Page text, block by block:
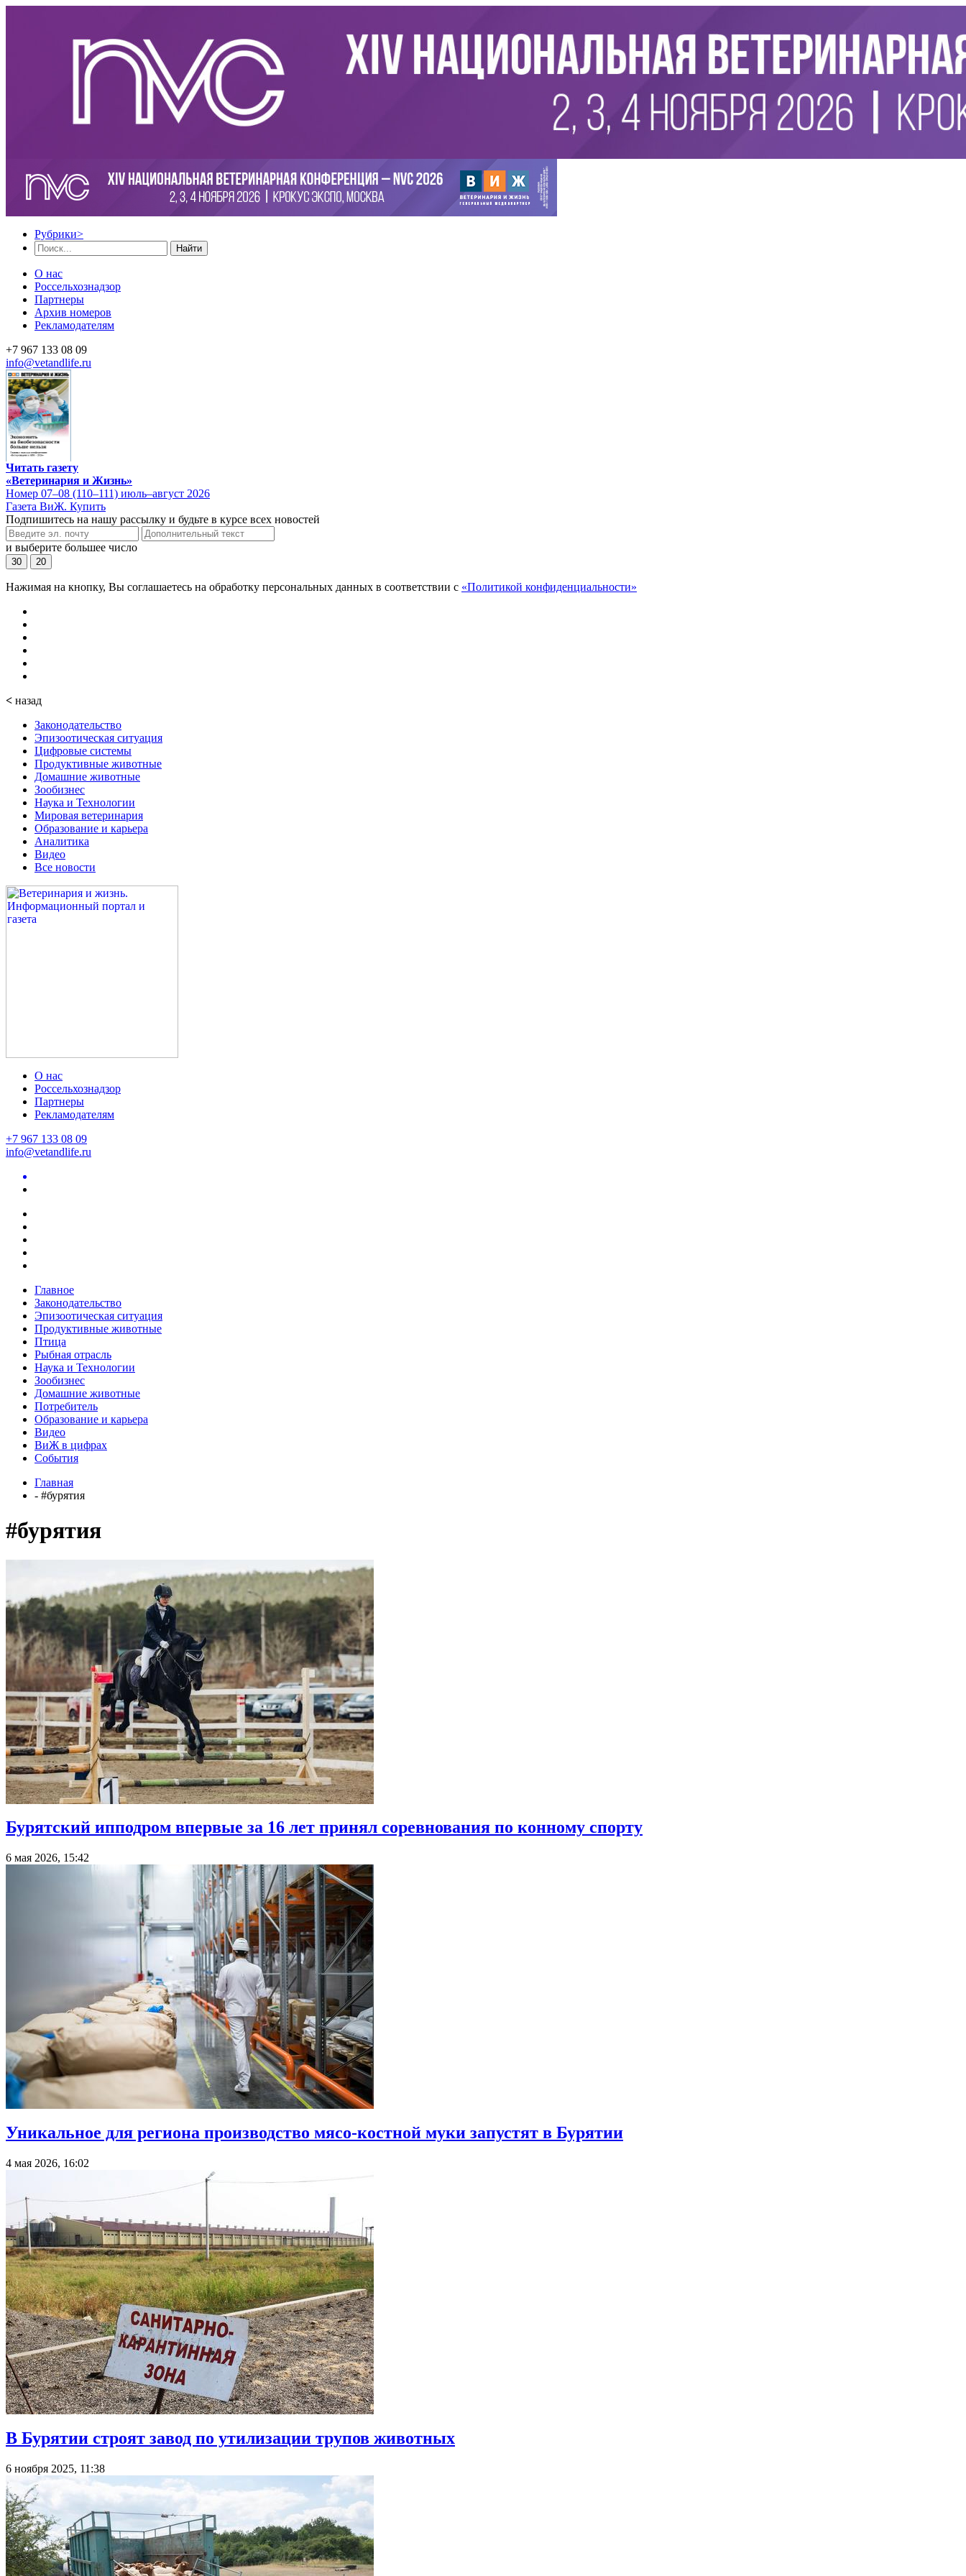
Рубрики>
Найти
О нас
Россельхознадзор
Партнеры
Архив номеров
Рекламодателям
+7 967 133 08 09
info@vetandlife.ru
Читать газету
«Ветеринария и Жизнь»
Номер 07–08 (110–111) июль–август 2026
Газета ВиЖ. Купить
Подпишитесь на нашу рассылку и будьте в курсе всех новостей
и выберите большее число
30 20
Нажимая на кнопку, Вы соглашаетесь на обработку персональных данных в соответствии с «Политикой конфиденциальности»
< назад
Законодательство
Эпизоотическая ситуация
Цифровые системы
Продуктивные животные
Домашние животные
Зообизнес
Наука и Технологии
Мировая ветеринария
Образование и карьера
Аналитика
Видео
Все новости
О нас
Россельхознадзор
Партнеры
Рекламодателям
+7 967 133 08 09
info@vetandlife.ru
Главное
Законодательство
Эпизоотическая ситуация
Продуктивные животные
Птица
Рыбная отрасль
Наука и Технологии
Зообизнес
Домашние животные
Потребитель
Образование и карьера
Видео
ВиЖ в цифрах
События
Главная
- #бурятия
#бурятия
Бурятский ипподром впервые за 16 лет принял соревнования по конному спорту
6 мая 2026, 15:42
Уникальное для региона производство мясо-костной муки запустят в Бурятии
4 мая 2026, 16:02
В Бурятии строят завод по утилизации трупов животных
6 ноября 2025, 11:38